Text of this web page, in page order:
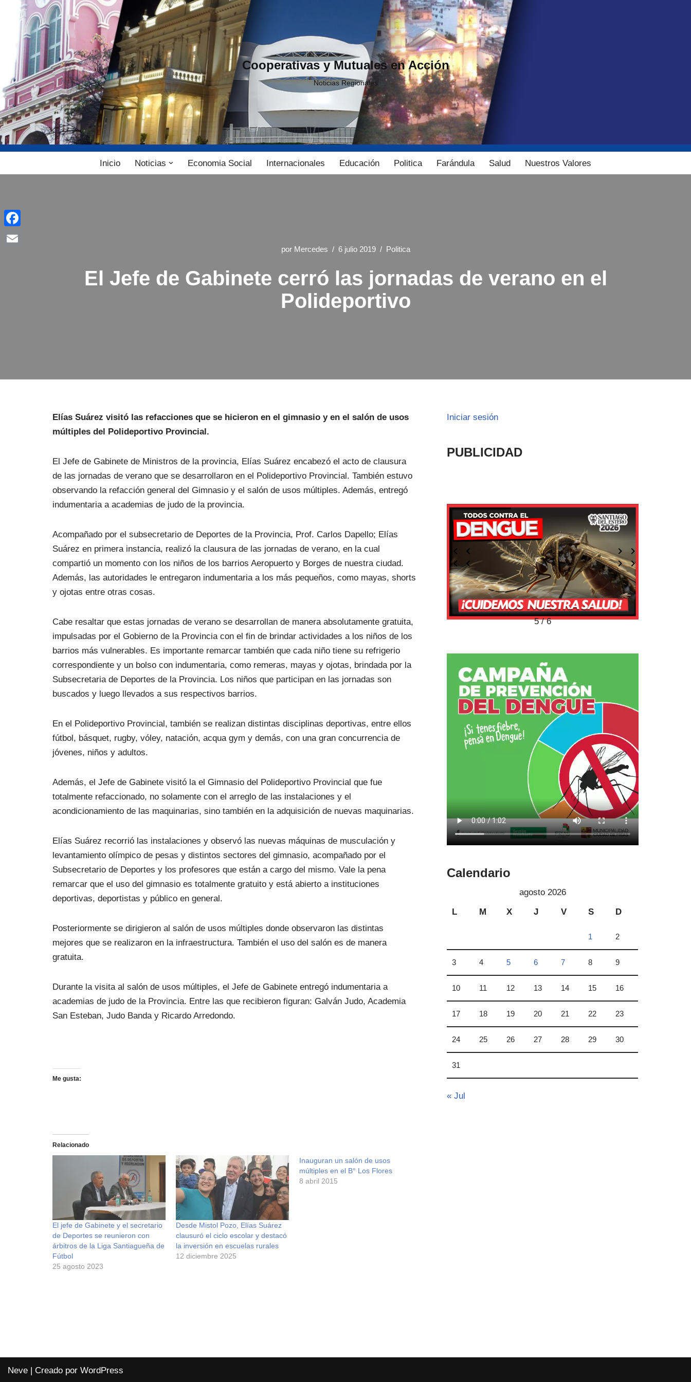
contenido
Cooperativas y Mutuales en Acción
Noticias Regionales
Inicio Noticias Economia Social Internacionales Educación Politica Farándula Salud Nuestros Valores
por Mercedes 6 julio 2019 Politica
El Jefe de Gabinete cerró las jornadas de verano en el
Polideportivo
Elías Suárez visitó las refacciones que se hicieron en el gimnasio y en el salón de usos
múltiples del Polideportivo Provincial.
El Jefe de Gabinete de Ministros de la provincia, Elías Suárez encabezó el acto de clausura
de las jornadas de verano que se desarrollaron en el Polideportivo Provincial. También estuvo
observando la refacción general del Gimnasio y el salón de usos múltiples. Además, entregó
indumentaria a academias de judo de la provincia.
Acompañado por el subsecretario de Deportes de la Provincia, Prof. Carlos Dapello; Elías
Suárez en primera instancia, realizó la clausura de las jornadas de verano, en la cual
compartió un momento con los niños de los barrios Aeropuerto y Borges de nuestra ciudad.
Además, las autoridades le entregaron indumentaria a los más pequeños, como mayas, shorts
y ojotas entre otras cosas.
Cabe resaltar que estas jornadas de verano se desarrollan de manera absolutamente gratuita,
impulsadas por el Gobierno de la Provincia con el fin de brindar actividades a los niños de los
barrios más vulnerables. Es importante remarcar también que cada niño tiene su refrigerio
correspondiente y un bolso con indumentaria, como remeras, mayas y ojotas, brindada por la
Subsecretaria de Deportes de la Provincia. Los niños que participan en las jornadas son
buscados y luego llevados a sus respectivos barrios.
En el Polideportivo Provincial, también se realizan distintas disciplinas deportivas, entre ellos
fútbol, básquet, rugby, vóley, natación, acqua gym y demás, con una gran concurrencia de
jóvenes, niños y adultos.
Además, el Jefe de Gabinete visitó la el Gimnasio del Polideportivo Provincial que fue
totalmente refaccionado, no solamente con el arreglo de las instalaciones y el
acondicionamiento de las maquinarias, sino también en la adquisición de nuevas maquinarias.
Elías Suárez recorrió las instalaciones y observó las nuevas máquinas de musculación y
levantamiento olímpico de pesas y distintos sectores del gimnasio, acompañado por el
Subsecretario de Deportes y los profesores que están a cargo del mismo. Vale la pena
remarcar que el uso del gimnasio es totalmente gratuito y está abierto a instituciones
deportivas, deportistas y público en general.
Posteriormente se dirigieron al salón de usos múltiples donde observaron las distintas
mejores que se realizaron en la infraestructura. También el uso del salón es de manera
gratuita.
Durante la visita al salón de usos múltiples, el Jefe de Gabinete entregó indumentaria a
academias de judo de la Provincia. Entre las que recibieron figuran: Galván Judo, Academia
San Esteban, Judo Banda y Ricardo Arredondo.
Me gusta:
Relacionado
El jefe de Gabinete y el secretario
de Deportes se reunieron con
árbitros de la Liga Santiagueña de
Fútbol
25 agosto 2023
Desde Mistol Pozo, Elías Suárez
clausuró el ciclo escolar y destacó
la inversión en escuelas rurales
12 diciembre 2025
Inauguran un salón de usos
múltiples en el B° Los Flores
8 abril 2015
Iniciar sesión
PUBLICIDAD
5 / 6
Calendario
agosto 2026
L
M X J V S D
1 2
3 4 5 6 7 8 9
10 11 12 13 14 15 16
17 18 19 20 21 22 23
24 25 26 27 28 29 30
31
« Jul
Neve | Creado por WordPress
Facebook